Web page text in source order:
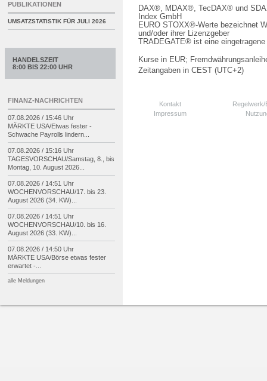
DAX®, MDAX®, TecDAX® und
Index GmbH
EURO STOXX®-Werte bezeichnet
und/oder ihrer Lizenzgeber
TRADEGATE® ist eine
Kurse in EUR;
Zeitangaben in CEST (UTC+2)
Kontakt
Impressum
PUBLIKATIONEN
UMSATZSTATISTIK FÜR JULI 2026
HANDELSZEIT
8:00 BIS 22:00 UHR
FINANZ-NACHRICHTEN
07.08.2026 / 15:46 Uhr
MÄRKTE USA/Etwas fester -
Schwache Payrolls lindern...
07.08.2026 / 15:16 Uhr
TAGESVORSCHAU/Samstag, 8., bis
Montag, 10. August 2026...
07.08.2026 / 14:51 Uhr
WOCHENVORSCHAU/17. bis 23.
August 2026 (34. KW)...
07.08.2026 / 14:51 Uhr
WOCHENVORSCHAU/10. bis 16.
August 2026 (33. KW)...
07.08.2026 / 14:50 Uhr
MÄRKTE USA/Börse etwas fester
erwartet -
alle Meldungen